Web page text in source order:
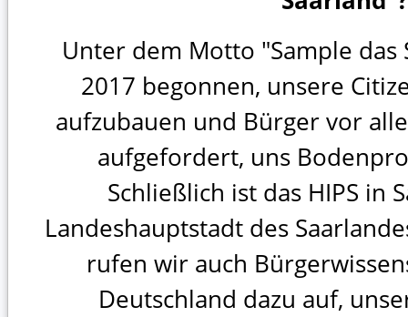
Unter dem Motto "Sample das
2017 begonnen, unsere
aufzubauen und Bürger vor
aufgefordert, uns
Schließlich ist das HIPS in
Landeshauptstadt des
rufen wir auch
Deutschland dazu auf,